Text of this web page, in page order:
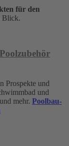
für den
Blick.
Prospekte und
und
mehr. Poolbau-